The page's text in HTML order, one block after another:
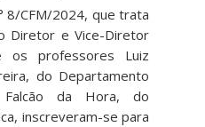
8/CFM/2024, que trata
Diretor e Vice-Diretor
os professores Luiz
do Departamento
da Hora, do
inscreveram-se para